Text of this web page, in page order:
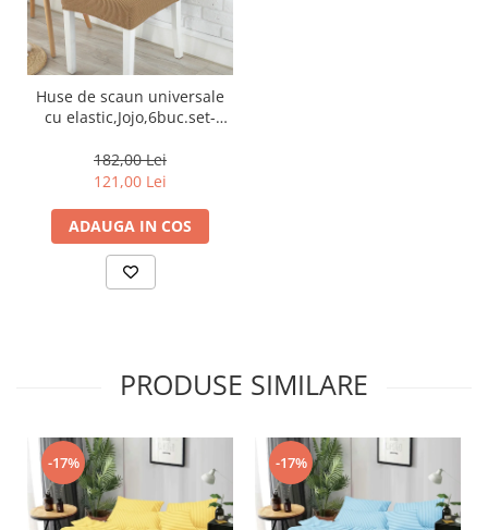
Huse de scaun universale
cu elastic,Jojo,6buc.set-
182,00 Lei
121,00 Lei
ADAUGA IN COS
PRODUSE SIMILARE
-17% -17%